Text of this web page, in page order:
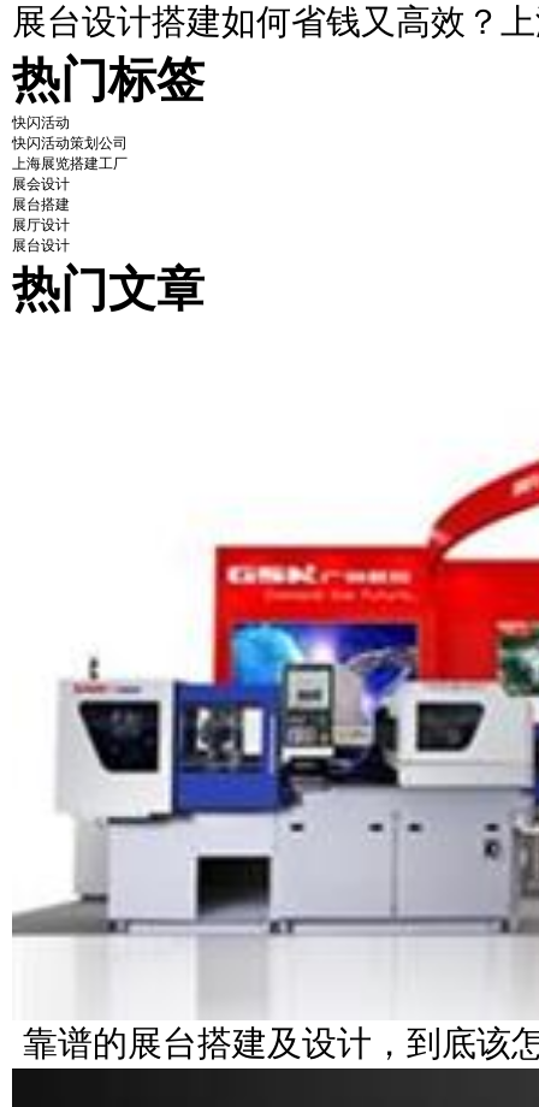
展台设计搭建如何省钱又高效？
热门标签
快闪活动
快闪活动策划公司
上海展览搭建工厂
展会设计
展台搭建
展厅设计
展台设计
热门文章
靠谱的展台搭建及设计，到底该